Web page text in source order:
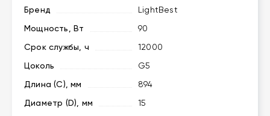
Бренд
LightBest
Мощность, Вт
90
Срок службы, ч
12000
Цоколь
G5
Длина (C), мм
894
Диаметр (D), мм
15